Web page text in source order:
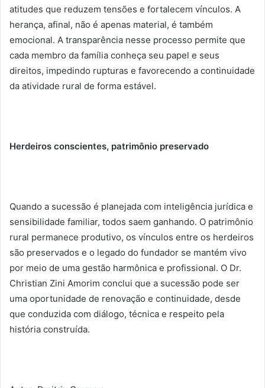
atitudes que reduzem tensões e fortalecem vínculos. A
herança, afinal, não é apenas material, é também
emocional. A transparência nesse processo permite que
cada membro da família conheça seu papel e seus
direitos, impedindo rupturas e favorecendo a continuidade
da atividade rural de forma estável.
Herdeiros conscientes, patrimônio preservado
Quando a sucessão é planejada com inteligência jurídica e
sensibilidade familiar, todos saem ganhando. O patrimônio
rural permanece produtivo, os vínculos entre os herdeiros
são preservados e o legado do fundador se mantém vivo
por meio de uma gestão harmônica e profissional. O Dr.
Christian Zini Amorim conclui que a sucessão pode ser
uma oportunidade de renovação e continuidade, desde
que conduzida com diálogo, técnica e respeito pela
história construída.